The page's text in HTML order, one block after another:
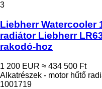
3
Liebherr Watercooler
radiátor Liebherr
rakodó-hoz
1 200 EUR ≈ 434 500 Ft
Alkatrészek - motor hűtő
1001719